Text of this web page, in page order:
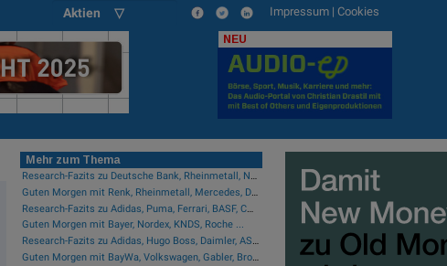
Aktien ▽ Impressum | Cookies
NEU
Mehr zum Thema
Research-Fazits zu Deutsche Bank, Rheinmetall, Nordex, Auto1, Lufthansa ...
Guten Morgen mit Renk, Rheinmetall, Mercedes, DHL, Volkswagen ...
Research-Fazits zu Adidas, Puma, Ferrari, BASF, CTS Eventim ...
Guten Morgen mit Bayer, Nordex, KNDS, Roche ...
Research-Fazits zu Adidas, Hugo Boss, Daimler, ASML ...
Guten Morgen mit BayWa, Volkswagen, Gabler, Brockhaus, KNDS ...